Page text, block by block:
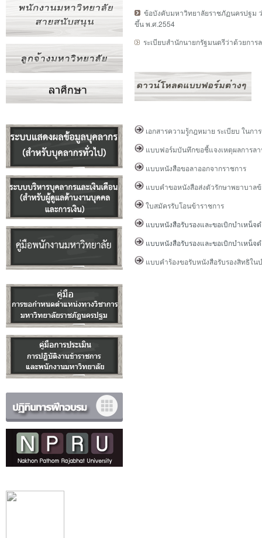
ข้อบังคับมหาวิทยาลัยราชภัฏนครปฐม
ขึ้นพ.ศ.2554
ระเบียบสำนักนายกรัฐมนตรีว่าด้วยการ
เอกสารความรู้กฎหมาย ระเบียบ ในก
แบบฟอร์มบันทึกขอชี้แจงเหตุผลการล
แบบหนังสือขอลาออกจากราชการ
แบบคำขอหนังสือส่งตัวรักษาพยาบาล
ใบสมัครรับโอนข้าราชการ
แบบหนังสือรับรองและขอเบิกบำเหน็
แบบหนังสือรับรองและขอเบิกบำเหน็
แบบคำร้องขอรับหนังสือรับรองสิทธิใน